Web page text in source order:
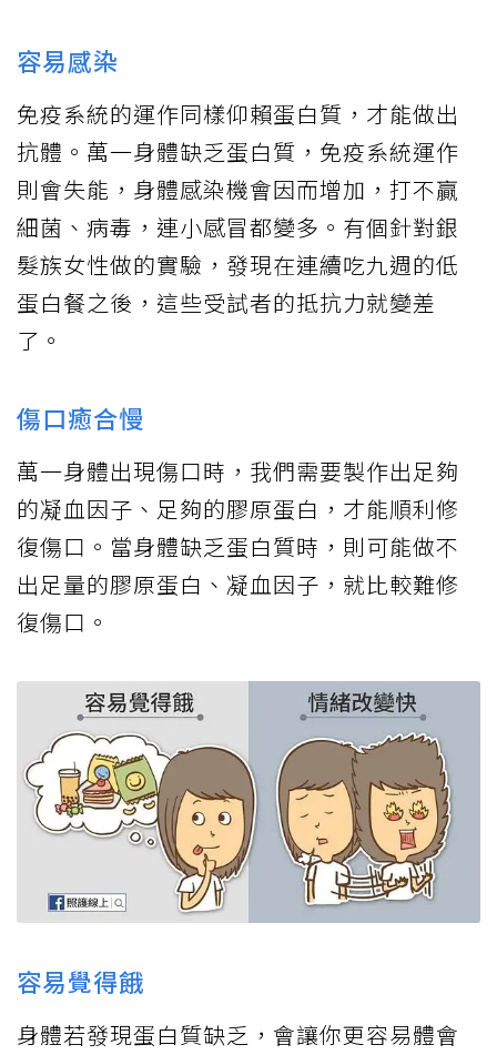
容易感染
免疫系統的運作同樣仰賴蛋白質，才能做出
抗體。萬一身體缺乏蛋白質，免疫系統運作
則會失能，身體感染機會因而增加，打不贏
細菌、病毒，連小感冒都變多。有個針對銀
髮族女性做的實驗，發現在連續吃九週的低
蛋白餐之後，這些受試者的抵抗力就變差
了。
傷口癒合慢
萬一身體出現傷口時，我們需要製作出足夠
的凝血因子、足夠的膠原蛋白，才能順利修
復傷口。當身體缺乏蛋白質時，則可能做不
出足量的膠原蛋白、凝血因子，就比較難修
復傷口。
容易覺得餓
身體若發現蛋白質缺乏，會讓你更容易體會